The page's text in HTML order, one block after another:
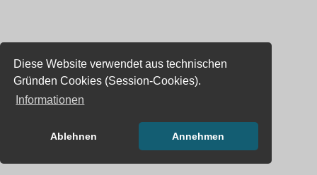
Diese Website verwendet aus technischen
Gründen Cookies (Session-Cookies).
Informationen
Ablehnen Annehmen